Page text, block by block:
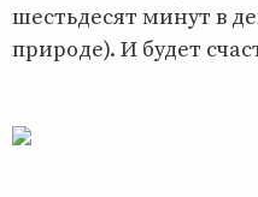
шестьдесят минут в
природе). И будет